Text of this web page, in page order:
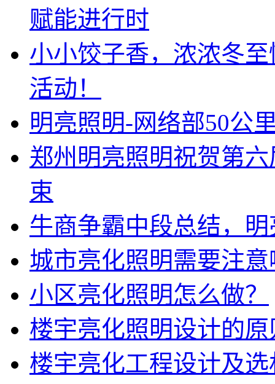
赋能进行时
小小饺子香，浓浓冬
活动！
明亮照明-网络部50公
郑州明亮照明祝贺第
束
牛商争霸中段总结，
城市亮化照明需要注意
小区亮化照明怎么做？
楼宇亮化照明设计的
楼宇亮化工程设计及选